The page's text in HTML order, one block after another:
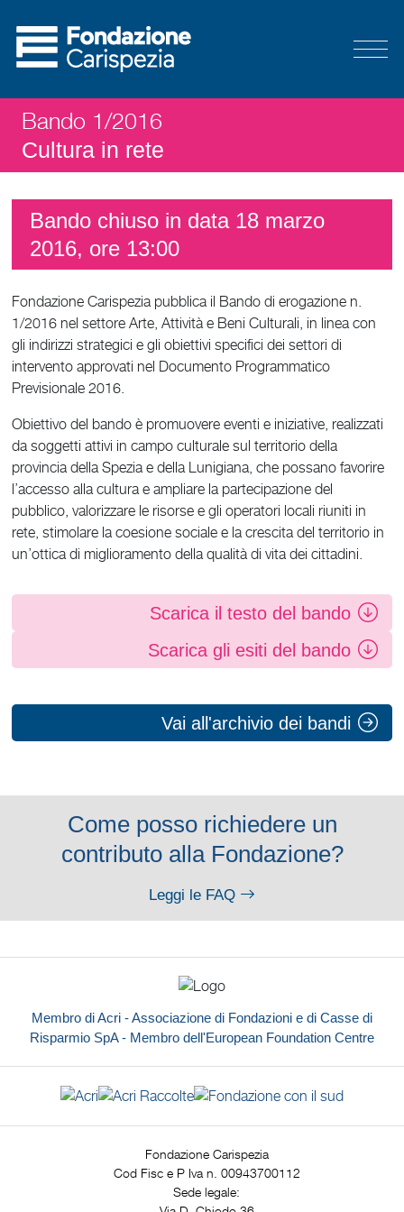
Bando 1/2016
Cultura in rete
Bando chiuso in data 18 marzo
2016, ore 13:00
Fondazione Carispezia pubblica il Bando di erogazione n.
1/2016 nel settore Arte, Attività e Beni Culturali, in linea con
gli indirizzi strategici e gli obiettivi specifici dei settori di
intervento approvati nel Documento Programmatico
Previsionale 2016.
Obiettivo del bando è promuovere eventi e iniziative, realizzati
da soggetti attivi in campo culturale sul territorio della
provincia della Spezia e della Lunigiana, che possano favorire
l’accesso alla cultura e ampliare la partecipazione del
pubblico, valorizzare le risorse e gli operatori locali riuniti in
rete, stimolare la coesione sociale e la crescita del territorio in
un’ottica di miglioramento della qualità di vita dei cittadini.
Scarica il testo del bando
Scarica gli esiti del bando
Vai all'archivio dei bandi
Come posso richiedere un
contributo alla Fondazione?
Leggi le FAQ
Membro di Acri - Associazione di Fondazioni e di Casse di
Risparmio SpA - Membro dell'European Foundation Centre
Fondazione Carispezia
Cod Fisc e P Iva n. 00943700112
Sede legale: